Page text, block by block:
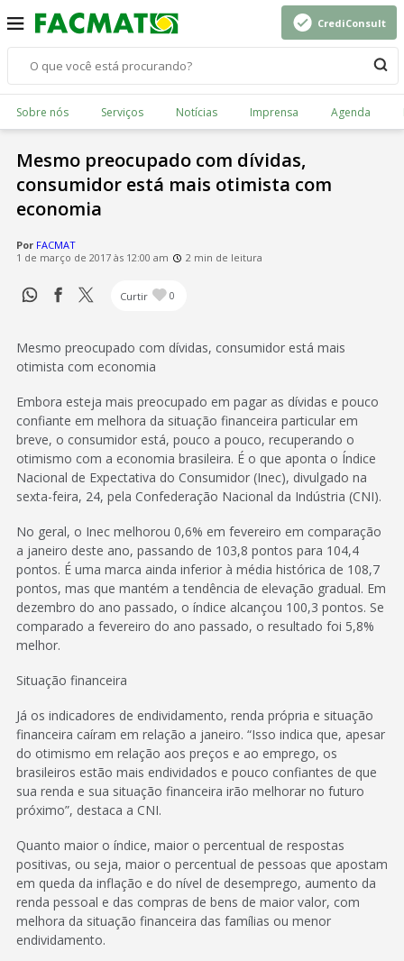
CrediConsult
Sobre nós Serviços Notícias Imprensa Agenda
Mesmo preocupado com dívidas,
consumidor está mais otimista com
economia
Por FACMAT
1 de março de 2017 às 12:00 am
2 min de leitura
Curtir 0
Mesmo preocupado com dívidas, consumidor está mais
otimista com economia
Embora esteja mais preocupado em pagar as dívidas e pouco
confiante em melhora da situação financeira particular em
breve, o consumidor está, pouco a pouco, recuperando o
otimismo com a economia brasileira. É o que aponta o Índice
Nacional de Expectativa do Consumidor (Inec), divulgado na
sexta-feira, 24, pela Confederação Nacional da Indústria (CNI).
No geral, o Inec melhorou 0,6% em fevereiro em comparação
a janeiro deste ano, passando de 103,8 pontos para 104,4
pontos. É uma marca ainda inferior à média histórica de 108,7
pontos, mas que mantém a tendência de elevação gradual. Em
dezembro do ano passado, o índice alcançou 100,3 pontos. Se
comparado a fevereiro do ano passado, o resultado foi 5,8%
melhor.
Situação financeira
Já os indicadores de endividamento, renda própria e situação
financeira caíram em relação a janeiro. “Isso indica que, apesar
do otimismo em relação aos preços e ao emprego, os
brasileiros estão mais endividados e pouco confiantes de que
sua renda e sua situação financeira irão melhorar no futuro
próximo”, destaca a CNI.
Quanto maior o índice, maior o percentual de respostas
positivas, ou seja, maior o percentual de pessoas que apostam
em queda da inflação e do nível de desemprego, aumento da
renda pessoal e das compras de bens de maior valor, com
melhora da situação financeira das famílias ou menor
endividamento.